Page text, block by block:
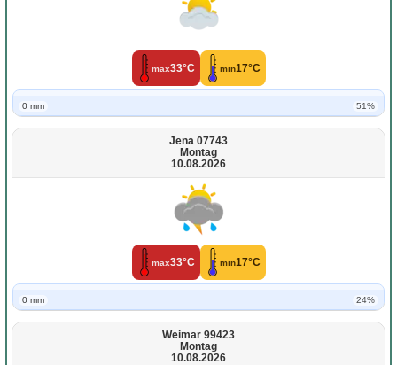
max33°C min17°C
0 mm 51%
Jena 07743
Montag
10.08.2026
max33°C min17°C
0 mm 24%
Weimar 99423
Montag
10.08.2026